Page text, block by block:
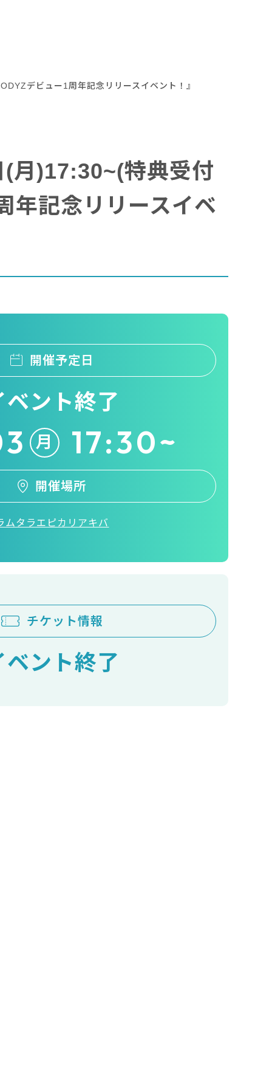
デビュー1周年記念リリースイベント！』
)17:30~(特典受付
年記念リリースイベ
開催予定日
ベント終了
月 17:30~
開催場所
ムタラエピカリアキバ
チケット情報
ベント終了